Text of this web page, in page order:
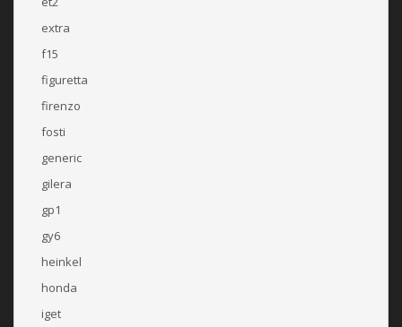
extra
f15
figuretta
firenzo
fosti
generic
gilera
gp1
gy6
heinkel
honda
iget